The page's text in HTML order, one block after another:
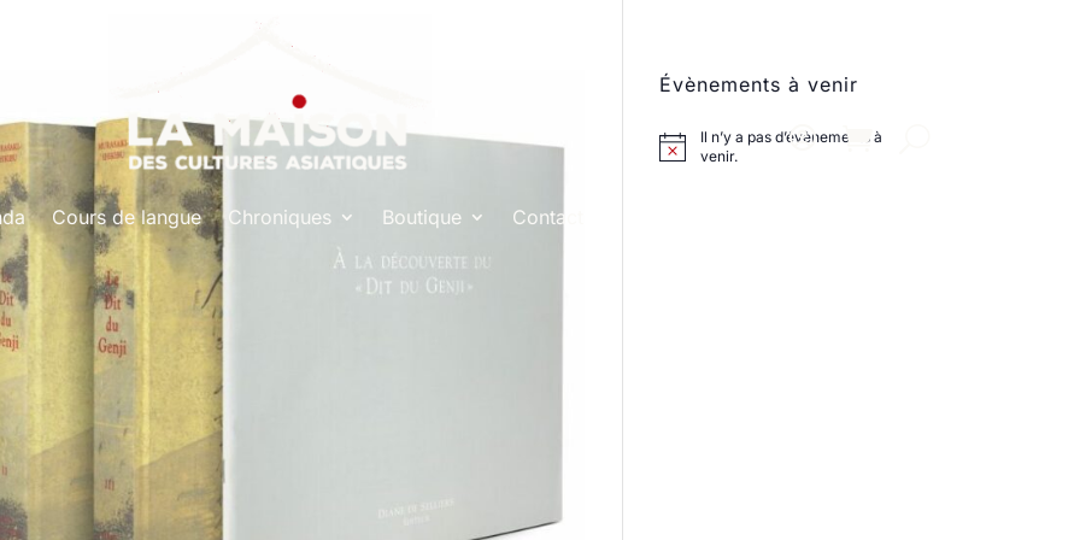
Cours de langue Chroniques Boutique Contact
Évènements à venir
Il n’y a pas d’évènements à
venir.